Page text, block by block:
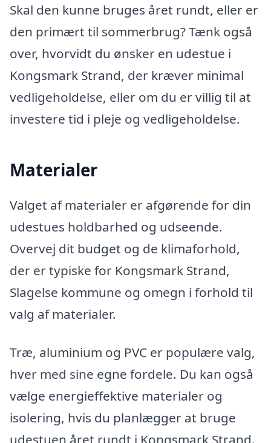
Skal den kunne bruges året rundt, eller er
den primært til sommerbrug? Tænk også
over, hvorvidt du ønsker en udestue i
Kongsmark Strand, der kræver minimal
vedligeholdelse, eller om du er villig til at
investere tid i pleje og vedligeholdelse.
Materialer
Valget af materialer er afgørende for din
udestues holdbarhed og udseende.
Overvej dit budget og de klimaforhold,
der er typiske for Kongsmark Strand,
Slagelse kommune og omegn i forhold til
valg af materialer.
Træ, aluminium og PVC er populære valg,
hver med sine egne fordele. Du kan også
vælge energieffektive materialer og
isolering, hvis du planlægger at bruge
udestuen året rundt i Kongsmark Strand.